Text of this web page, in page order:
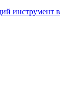
инструмент в